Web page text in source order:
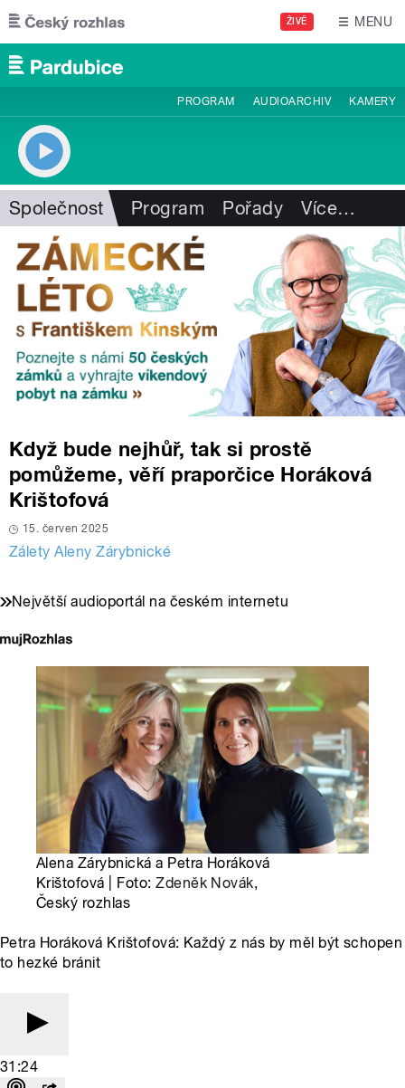
Přejít k hlavnímu obsahu
ŽIVĚ MENU
PROGRAM AUDIOARCHIV KAMERY
Společnost Program Pořady Více…
Když bude nejhůř, tak si prostě
pomůžeme, věří praporčice Horáková
Krištofová
15. červen 2025
Zálety Aleny Zárybnické
Největší audioportál na českém internetu
Alena Zárybnická a Petra Horáková
Krištofová | Foto:Zdeněk Novák,
Český rozhlas
Petra Horáková Krištofová: Každý z nás by měl být schopen
to hezké bránit
31:24